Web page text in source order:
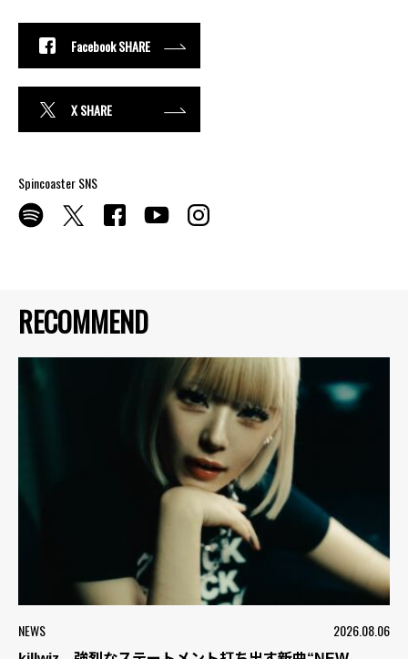
RECOMMEND
NEWS 2026.08.06
Facebook SHARE
X SHARE
Spincoaster SNS